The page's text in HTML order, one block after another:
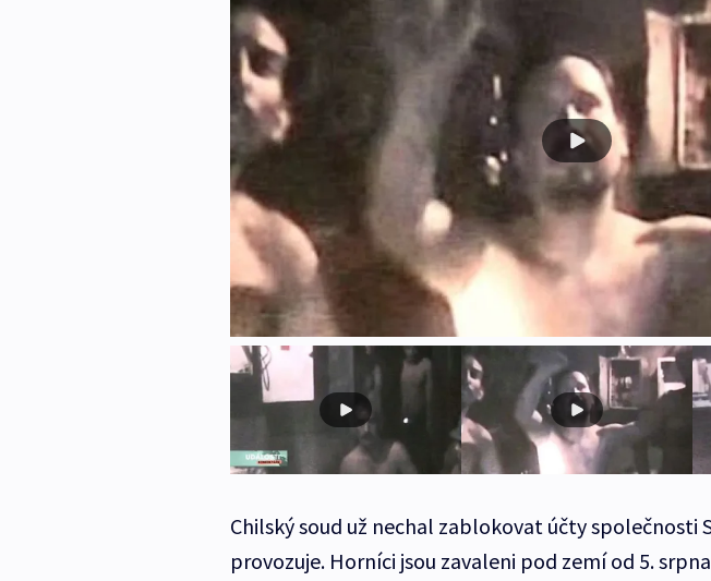
Chilský soud už nechal zablokovat účty společnosti
provozuje. Horníci jsou zavaleni pod zemí od 5.